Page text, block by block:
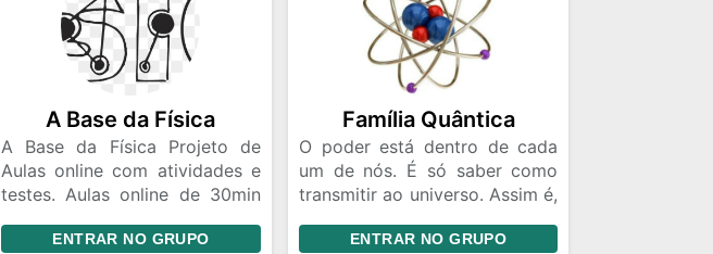
A Base da Física
A Base da Física Projeto de
Aulas online com atividades e
testes. Aulas online de 30min
queira participar do grupo do
ENTRAR NO GRUPO
Família Quântica
O poder está dentro de cada
um de nós. É só saber como
transmitir ao universo. Assim é,
auto ajuda emocional,
ENTRAR NO GRUPO